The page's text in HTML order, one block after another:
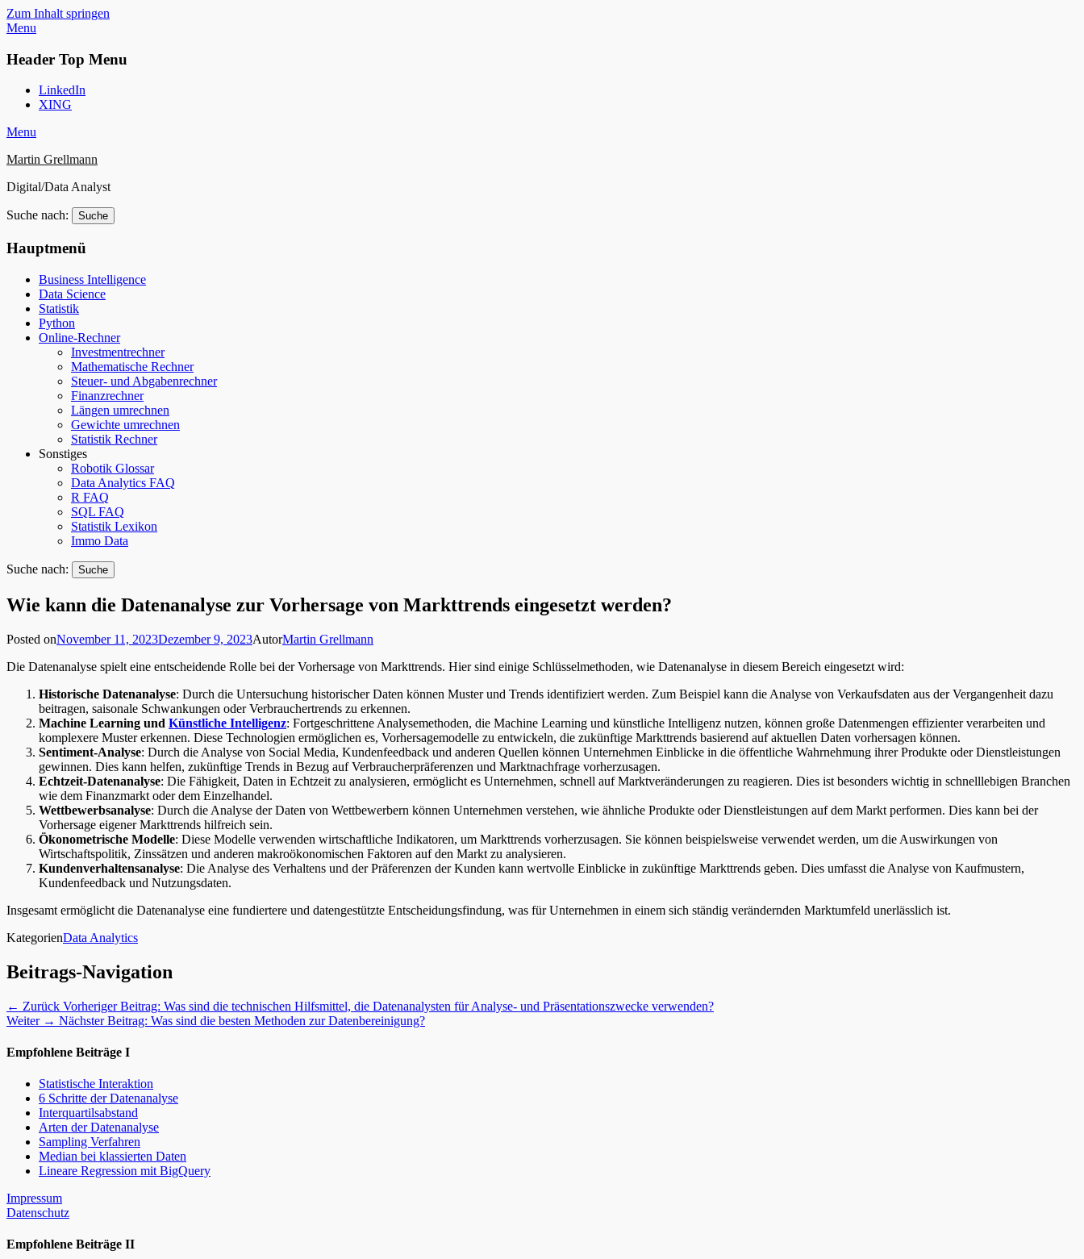
Zum Inhalt springen
Menu
Header Top Menu
LinkedIn
XING
Menu
Martin Grellmann
Digital/Data Analyst
Suche nach:
Hauptmenü
Business Intelligence
Data Science
Statistik
Python
Online-Rechner
Investmentrechner
Mathematische Rechner
Steuer- und Abgabenrechner
Finanzrechner
Längen umrechnen
Gewichte umrechnen
Statistik Rechner
Sonstiges
Robotik Glossar
Data Analytics FAQ
R FAQ
SQL FAQ
Statistik Lexikon
Immo Data
Suche nach:
Wie kann die Datenanalyse zur Vorhersage von Markttrends eingesetzt werden?
Posted onNovember 11, 2023Dezember 9, 2023AutorMartin Grellmann
Die Datenanalyse spielt eine entscheidende Rolle bei der Vorhersage von Markttrends. Hier sind einige Schlüsselmethoden, wie Datenanalyse in diesem Bereich eingesetzt wird:
Historische Datenanalyse: Durch die Untersuchung historischer Daten können Muster und Trends identifiziert werden. Zum Beispiel kann die Analyse von Verkaufsdaten aus der Vergangenheit dazu
beitragen, saisonale Schwankungen oder Verbrauchertrends zu erkennen.
Machine Learning und Künstliche Intelligenz: Fortgeschrittene Analysemethoden, die Machine Learning und künstliche Intelligenz nutzen, können große Datenmengen effizienter verarbeiten und
komplexere Muster erkennen. Diese Technologien ermöglichen es, Vorhersagemodelle zu entwickeln, die zukünftige Markttrends basierend auf aktuellen Daten vorhersagen können.
Sentiment-Analyse: Durch die Analyse von Social Media, Kundenfeedback und anderen Quellen können Unternehmen Einblicke in die öffentliche Wahrnehmung ihrer Produkte oder Dienstleistungen
gewinnen. Dies kann helfen, zukünftige Trends in Bezug auf Verbraucherpräferenzen und Marktnachfrage vorherzusagen.
Echtzeit-Datenanalyse: Die Fähigkeit, Daten in Echtzeit zu analysieren, ermöglicht es Unternehmen, schnell auf Marktveränderungen zu reagieren. Dies ist besonders wichtig in schnelllebigen Branchen
wie dem Finanzmarkt oder dem Einzelhandel.
Wettbewerbsanalyse: Durch die Analyse der Daten von Wettbewerbern können Unternehmen verstehen, wie ähnliche Produkte oder Dienstleistungen auf dem Markt performen. Dies kann bei der
Vorhersage eigener Markttrends hilfreich sein.
Ökonometrische Modelle: Diese Modelle verwenden wirtschaftliche Indikatoren, um Markttrends vorherzusagen. Sie können beispielsweise verwendet werden, um die Auswirkungen von
Wirtschaftspolitik, Zinssätzen und anderen makroökonomischen Faktoren auf den Markt zu analysieren.
Kundenverhaltensanalyse: Die Analyse des Verhaltens und der Präferenzen der Kunden kann wertvolle Einblicke in zukünftige Markttrends geben. Dies umfasst die Analyse von Kaufmustern,
Kundenfeedback und Nutzungsdaten.
Insgesamt ermöglicht die Datenanalyse eine fundiertere und datengestützte Entscheidungsfindung, was für Unternehmen in einem sich ständig verändernden Marktumfeld unerlässlich ist.
KategorienData Analytics
Beitrags-Navigation
← Zurück Vorheriger Beitrag: Was sind die technischen Hilfsmittel, die Datenanalysten für Analyse- und Präsentationszwecke verwenden?
Weiter → Nächster Beitrag: Was sind die besten Methoden zur Datenbereinigung?
Empfohlene Beiträge I
Statistische Interaktion
6 Schritte der Datenanalyse
Interquartilsabstand
Arten der Datenanalyse
Sampling Verfahren
Median bei klassierten Daten
Lineare Regression mit BigQuery
Impressum
Datenschutz
Empfohlene Beiträge II